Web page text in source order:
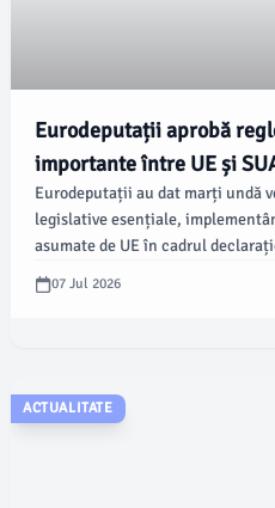
Eurodeputații aprobă
importante între UE și
Eurodeputații au dat marți undă
legislative esențiale,
asumate de UE în cadrul
Europeană și Statele Unite din
newsbucuresti.ro, principalul
agricole și fructe de mare din SUA.
07 Jul 2026
ACTUALITATE